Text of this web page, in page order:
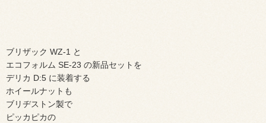
ブリザック WZ-1 と
エコフォルム SE-23 の新品セットを
デリカ D:5 に装着する
ホイールナットも
ブリヂストン製で
ピッカピカの